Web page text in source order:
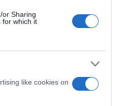
or Sharing
for which it
like cookies on
ma
cui
ma